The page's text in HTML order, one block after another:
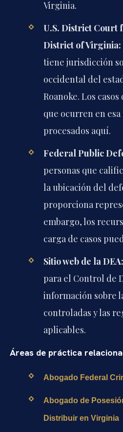
Virginia.
U.S. District Court
District of Virginia:
tiene jurisdicción
occidental del
Roanoke. Los
que ocurren en
procesados aquí.
Federal Public
personas que
la ubicación del
proporciona
embargo, los
carga de casos
Sitio web de la DEA:
para el Control de
información sobre
controladas y las
aplicables.
Áreas de práctica
Abogado Federal
Abogado de
Distribuir en Virginia